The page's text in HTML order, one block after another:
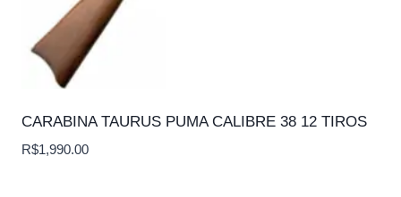
CARABINA TAURUS PUMA CALIBRE 38 12 TIROS
R$1,990.00